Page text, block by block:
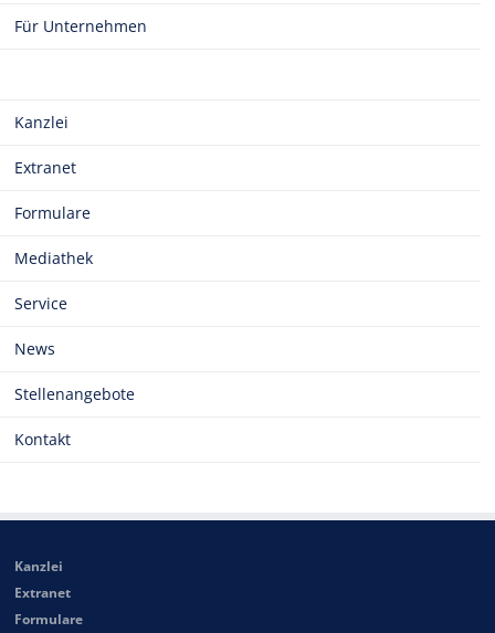
Für Unternehmen
Kanzlei
Extranet
Formulare
Mediathek
Service
News
Stellenangebote
Kontakt
Kanzlei
Extranet
Formulare